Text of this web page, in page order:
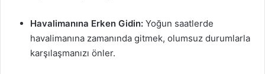
Havalimanına Erken Gidin: Yoğun saatlerde
havalimanına zamanında gitmek, olumsuz durumlarla
karşılaşmanızı önler.